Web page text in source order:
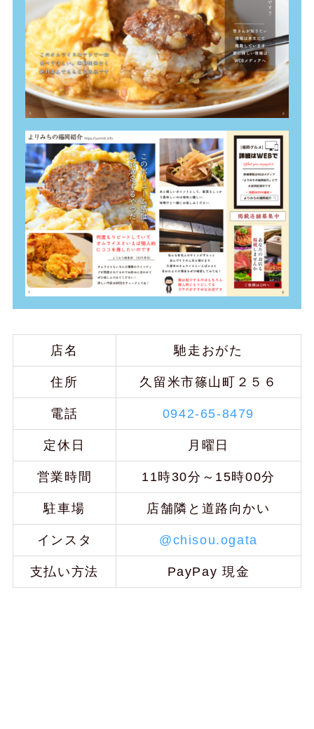
店名 馳走おがた
住所 久留米市篠山町２５６
電話 0942-65-8479
定休日 月曜日
営業時間 11時30分～15時00分
駐車場 店舗隣と道路向かい
インスタ @chisou.ogata
支払い方法 PayPay 現金